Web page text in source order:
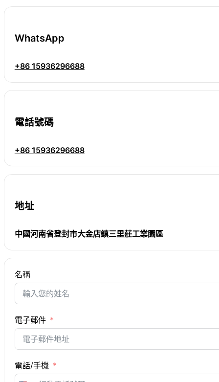
WhatsApp
+86 15936296688
電話號碼
+86 15936296688
地址
中國河南省登封市大金店鎮三里莊工業園區
名稱
電子郵件
電話/手機